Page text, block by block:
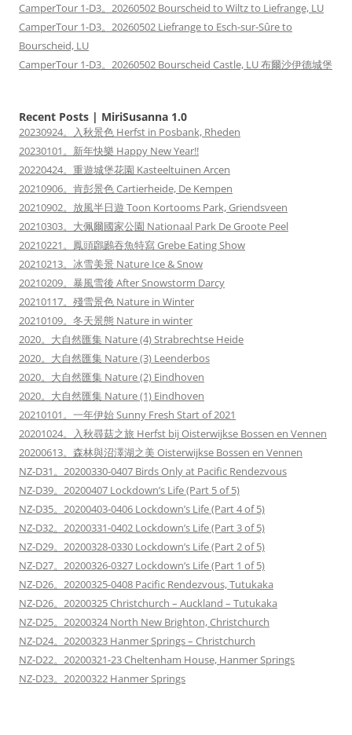
CamperTour 1-D3。20260502 Bourscheid to Wiltz to Liefrange, LU
CamperTour 1-D3。20260502 Liefrange to Esch-sur-Sûre to
Bourscheid, LU
CamperTour 1-D3。20260502 Bourscheid Castle, LU 布爾沙伊德城堡
Recent Posts | MiriSusanna 1.0
20230924。入秋景色 Herfst in Posbank, Rheden
20230101。新年快樂 Happy New Year!!
20220424。重遊城堡花園 Kasteeltuinen Arcen
20210906。肯彭景色 Cartierheide, De Kempen
20210902。放風半日遊 Toon Kortooms Park, Griendsveen
20210303。大佩爾國家公園 Nationaal Park De Groote Peel
20210221。鳳頭鸊鷉吞魚特寫 Grebe Eating Show
20210213。冰雪美景 Nature Ice & Snow
20210209。暴風雪後 After Snowstorm Darcy
20210117。殘雪景色 Nature in Winter
20210109。冬天景態 Nature in winter
2020。大自然匯集 Nature (4) Strabrechtse Heide
2020。大自然匯集 Nature (3) Leenderbos
2020。大自然匯集 Nature (2) Eindhoven
2020。大自然匯集 Nature (1) Eindhoven
20210101。一年伊始 Sunny Fresh Start of 2021
20201024。入秋尋菇之旅 Herfst bij Oisterwijkse Bossen en Vennen
20200613。森林與沼澤湖之美 Oisterwijkse Bossen en Vennen
NZ-D31。20200330-0407 Birds Only at Pacific Rendezvous
NZ-D39。20200407 Lockdown’s Life (Part 5 of 5)
NZ-D35。20200403-0406 Lockdown’s Life (Part 4 of 5)
NZ-D32。20200331-0402 Lockdown’s Life (Part 3 of 5)
NZ-D29。20200328-0330 Lockdown’s Life (Part 2 of 5)
NZ-D27。20200326-0327 Lockdown’s Life (Part 1 of 5)
NZ-D26。20200325-0408 Pacific Rendezvous, Tutukaka
NZ-D26。20200325 Christchurch – Auckland – Tutukaka
NZ-D25。20200324 North New Brighton, Christchurch
NZ-D24。20200323 Hanmer Springs – Christchurch
NZ-D22。20200321-23 Cheltenham House, Hanmer Springs
NZ-D23。20200322 Hanmer Springs